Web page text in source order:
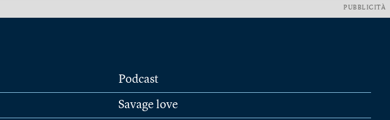
PUBBLICITÀ
Podcast
Savage love